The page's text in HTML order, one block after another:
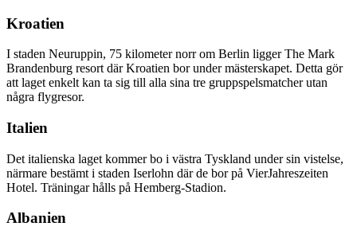
Kroatien
I staden Neuruppin, 75 kilometer norr om Berlin ligger The Mark
Brandenburg resort där Kroatien bor under mästerskapet. Detta gör
att laget enkelt kan ta sig till alla sina tre gruppspelsmatcher utan
några flygresor.
Italien
Det italienska laget kommer bo i västra Tyskland under sin vistelse,
närmare bestämt i staden Iserlohn där de bor på VierJahreszeiten
Hotel. Träningar hålls på Hemberg-Stadion.
Albanien